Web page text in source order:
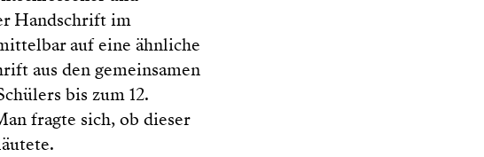
Handschrift im
auf eine ähnliche
aus den gemeinsamen
bis zum 12.
fragte sich, ob dieser